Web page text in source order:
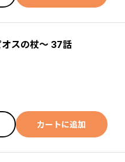
スの杖～ 37話
カートに追加